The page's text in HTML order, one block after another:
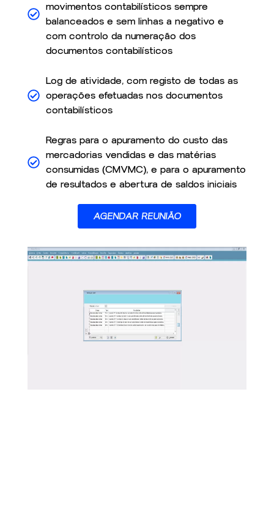
movimentos contabilísticos sempre
balanceados e sem linhas a negativo e
com controlo da numeração dos
documentos contabilísticos
Log de atividade, com registo de todas as
operações efetuadas nos documentos
contabilísticos
Regras para o apuramento do custo das
mercadorias vendidas e das matérias
consumidas (CMVMC), e para o apuramento
de resultados e abertura de saldos iniciais
AGENDAR REUNIÃO